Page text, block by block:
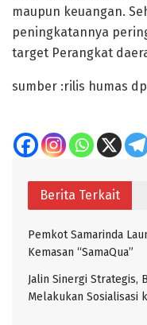
maupun keuangan.
peningkatannya
target Perangkat
sumber :rilis humas
Berita Terkait
Pemkot Samarinda
Kemasan “SamaQua”
Jalin Sinergi Strategis,
Melakukan Sosialisasi